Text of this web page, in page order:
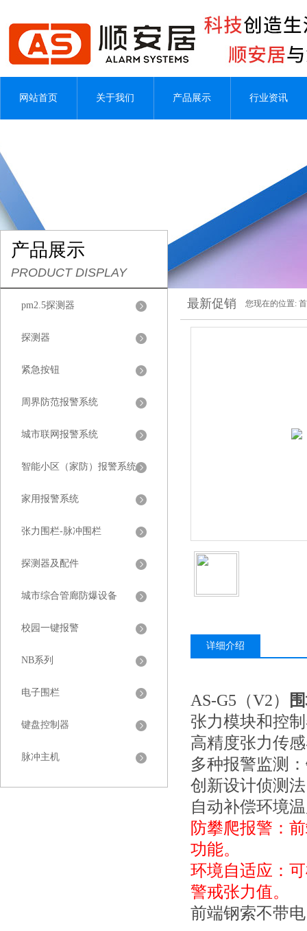
网站首页 关于我们 产品展示 行业资讯
产品展示
PRODUCT DISPLAY
pm2.5探测器
探测器
紧急按钮
周界防范报警系统
城市联网报警系统
智能小区（家防）报警系统
家用报警系统
张力围栏-脉冲围栏
探测器及配件
城市综合管廊防爆设备
校园一键报警
NB系列
电子围栏
键盘控制器
脉冲主机
最新促销 您现在的位置:
详细介绍
AS-G5（V2）
张力模块和控
高精度张力传
多种报警监测
创新设计侦测
自动补偿环境
防攀爬报警：
功能。
环境自适应：
警戒张力值。
前端钢索不带